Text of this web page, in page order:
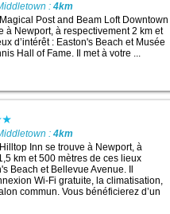
:4km
Post and Beam Loft Downtown
à Newport, à respectivement 2 km et
d’intérêt : Easton's Beach et Musée
Hall of Fame. Il met à votre ...
:4km
Inn se trouve à Newport, à
km et 500 mètres de ces lieux
Beach et Bellevue Avenue. Il
Wi-Fi gratuite, la climatisation,
commun. Vous bénéficierez d’un